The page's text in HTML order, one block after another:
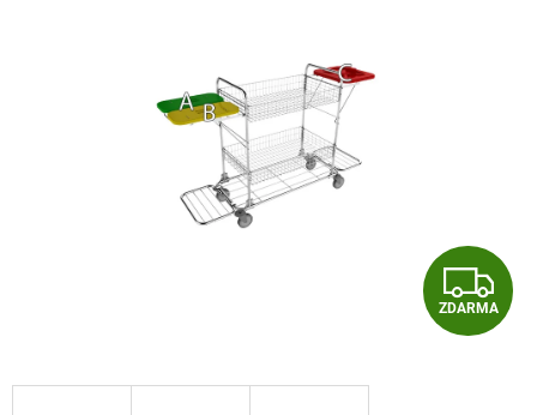
Z
D
ZDARMA